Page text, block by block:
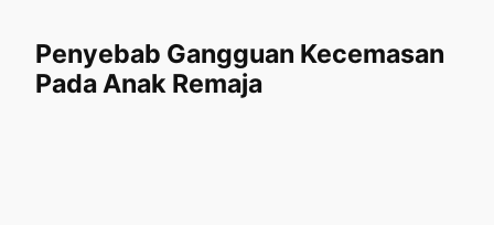
Penyebab Gangguan Kecemasan
Pada Anak Remaja